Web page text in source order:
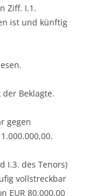
Ziff. I.1.
ist und künftig
Beklagte.
gegen
I.3. des Tenors)
vollstreckbar
EUR 80.000,00